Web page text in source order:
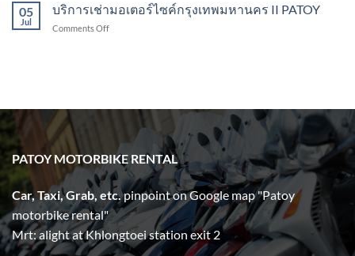
|
รถ
จักรยานยนต์
05
Jul
บริการเช่ามอเตอร์ไซค์กรุงเทพมหานคร II PATOY
Comments Offon
PATOY
PATOY MOTORBIKE RENTAL
Car, Taxi, Grab, etc.pinpoint on Google map "Patoy
motorbike rental"
Mrt: alight at Khlongtoei station exit 2